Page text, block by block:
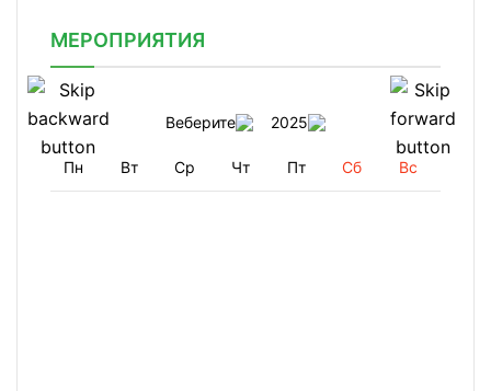
МЕРОПРИЯТИЯ
Веберите 2025
Пн Вт Ср Чт Пт Сб Вс